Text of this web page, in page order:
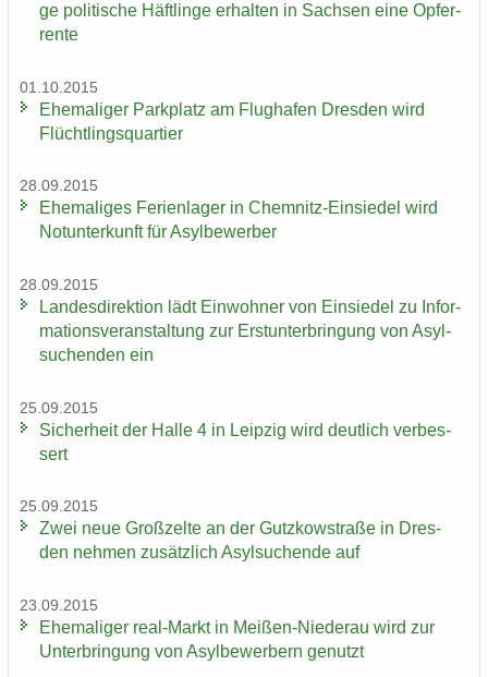
ge po­li­ti­sche Häft­lin­ge er­hal­ten in Sach­sen eine Op­fer­
ren­te
01.10.2015
Ehe­ma­li­ger Park­platz am Flug­ha­fen Dres­den wird
Flücht­lings­quar­tier
28.09.2015
Ehe­ma­li­ges Fe­ri­en­la­ger in Chemnitz-​Einsiedel wird
Not­un­ter­kunft für Asyl­be­wer­ber
28.09.2015
Lan­des­di­rek­ti­on lädt Ein­woh­ner von Ein­sie­del zu In­for­
ma­ti­ons­ver­an­stal­tung zur Erst­un­ter­brin­gung von Asyl­
su­chen­den ein
25.09.2015
Si­cher­heit der Halle 4 in Leip­zig wird deut­lich ver­bes­
sert
25.09.2015
Zwei neue Groß­zel­te an der Gutz­kow­stra­ße in Dres­
den neh­men zu­sätz­lich Asyl­su­chen­de auf
23.09.2015
Ehe­ma­li­ger real-​Markt in Meißen-​Niederau wird zur
Un­ter­brin­gung von Asyl­be­wer­bern ge­nutzt